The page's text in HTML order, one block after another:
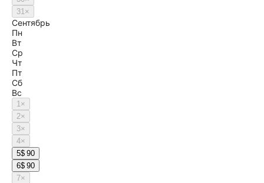
31×
Сентябрь
Пн
Вт
Ср
Чт
Пт
Сб
Вс
1×
2×
3×
4×
5$ 90
6$ 90
7×